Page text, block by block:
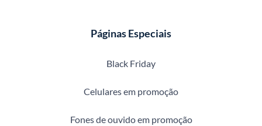
Páginas Especiais
Black Friday
Celulares em promoção
Fones de ouvido em promoção